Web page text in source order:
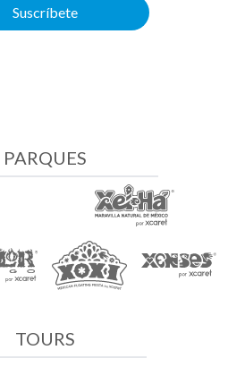
Suscríbete
PARQUES
TOURS